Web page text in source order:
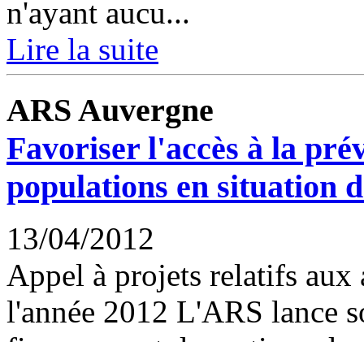
n'ayant aucu...
Lire la suite
ARS Auvergne
Favoriser l'accès à la
populations en situation
13/04/2012
Appel à projets relatifs
l'année 2012 L'ARS lance